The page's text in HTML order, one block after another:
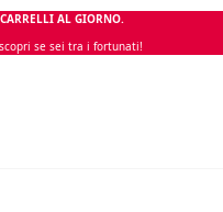
AL GIORNO.
se sei tra i fortunati!